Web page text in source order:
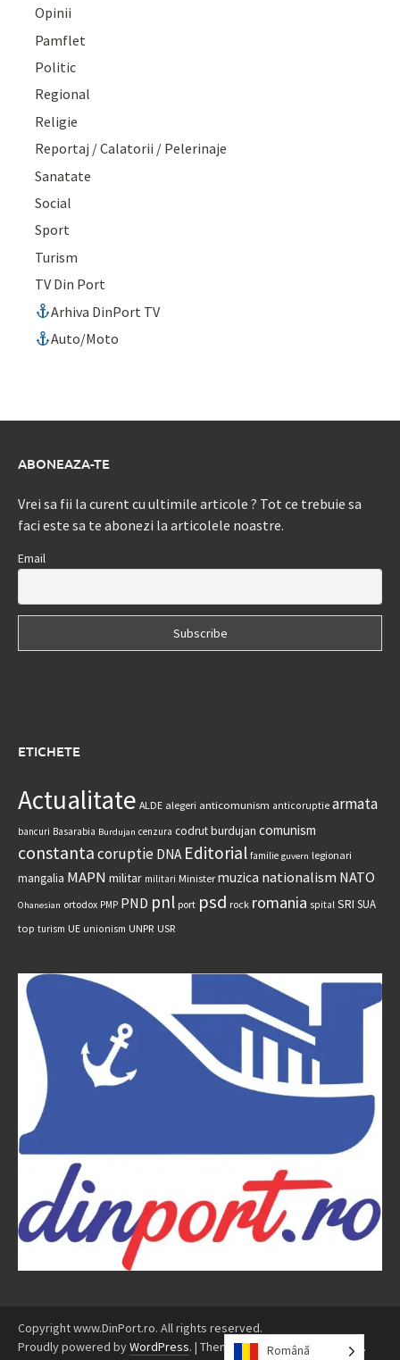
Opinii
Pamflet
Politic
Regional
Religie
Reportaj / Calatorii / Pelerinaje
Sanatate
Social
Sport
Turism
TV Din Port
Arhiva DinPort TV
Auto/Moto
ABONEAZA-TE
Vrei sa fii la curent cu ultimile articole ? Tot ce trebuie sa
faci este sa te abonezi la articolele noastre.
Email
ETICHETE
Actualitate ALDE alegeri anticomunism anticoruptie armata
bancuri Basarabia Burdujan cenzura codrut burdujan comunism
constantacoruptie DNA Editorial familie guvern legionari
mangalia MAPN militar militari Minister muzica nationalism NATO
Ohanesian ortodox PMP PND pnl port psd rock romania spital SRI SUA
top turism UE unionism UNPR USR
Copyright www.DinPort.ro. All rights reserved.
Proudly powered byWordPress. | Theme: Awaken byThemezHut .
Română